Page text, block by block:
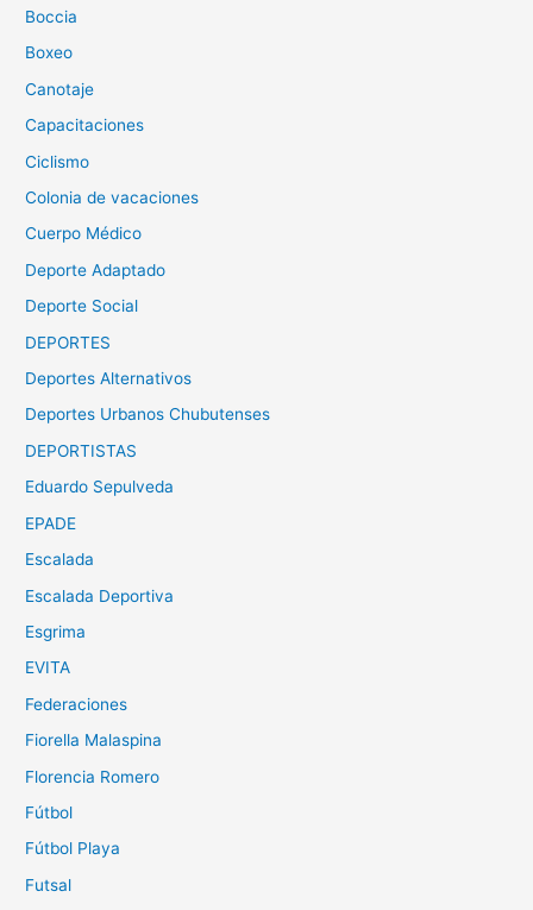
Boccia
Boxeo
Canotaje
Capacitaciones
Ciclismo
Colonia de vacaciones
Cuerpo Médico
Deporte Adaptado
Deporte Social
DEPORTES
Deportes Alternativos
Deportes Urbanos Chubutenses
DEPORTISTAS
Eduardo Sepulveda
EPADE
Escalada
Escalada Deportiva
Esgrima
EVITA
Federaciones
Fiorella Malaspina
Florencia Romero
Fútbol
Fútbol Playa
Futsal